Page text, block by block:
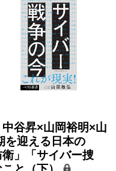
中谷昇×山岡裕明×山
を迎える日本の
衛」「サイバー捜